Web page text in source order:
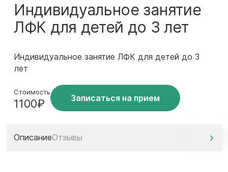
Индивидуальное занятие
ЛФК для детей до 3 лет
Индивидуальное занятие ЛФК для детей до 3
лет
Стоимость
1100₽ Записаться на прием
ОписаниеОтзывы